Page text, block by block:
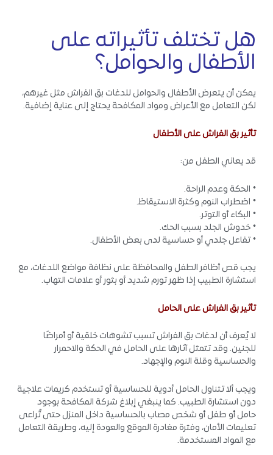
هل تختلف تأثيراته على
الأطفال والحوامل؟
يمكن أن يتعرض الأطفال والحوامل للدغات بق الفراش مثل غيرهم،
لكن التعامل مع الأعراض ومواد المكافحة يحتاج إلى عناية إضافية.
تأثير بق الفراش على الأطفال
قد يعاني الطفل من:
* الحكة وعدم الراحة.
* اضطراب النوم وكثرة الاستيقاظ.
* البكاء أو التوتر.
* خدوش الجلد بسبب الحك.
* تفاعل جلدي أو حساسية لدى بعض الأطفال.
يجب قص أظافر الطفل والمحافظة على نظافة مواضع اللدغات، مع
استشارة الطبيب إذا ظهر تورم شديد أو بثور أو علامات التهاب.
تأثير بق الفراش على الحامل
لا يُعرف أن لدغات بق الفراش تسبب تشوهات خلقية أو أمراضًا
للجنين. وقد تتمثل آثارها على الحامل في الحكة والاحمرار
والحساسية وقلة النوم والإجهاد.
ويجب ألا تتناول الحامل أدوية للحساسية أو تستخدم كريمات علاجية
دون استشارة الطبيب. كما ينبغي إبلاغ شركة المكافحة بوجود
حامل أو طفل أو شخص مصاب بالحساسية داخل المنزل حتى تُراعى
تعليمات الأمان، وفترة مغادرة الموقع والعودة إليه، وطريقة التعامل
مع المواد المستخدمة.